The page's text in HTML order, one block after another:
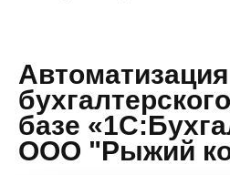
Автоматизация
базе
ООО "Рыжий